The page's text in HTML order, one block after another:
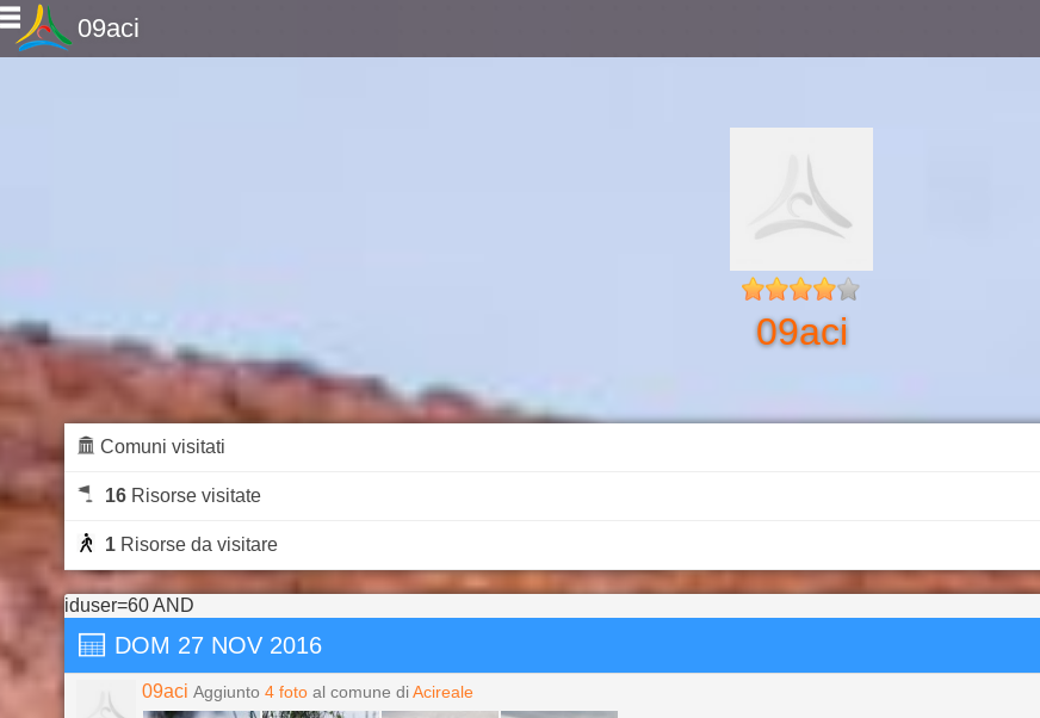
09aci
09aci
Comuni visitati
16Risorse visitate
1Risorse da visitare
iduser=60 AND
DOM 27 NOV 2016
09aci Aggiunto 4 fotoal comune di Acireale